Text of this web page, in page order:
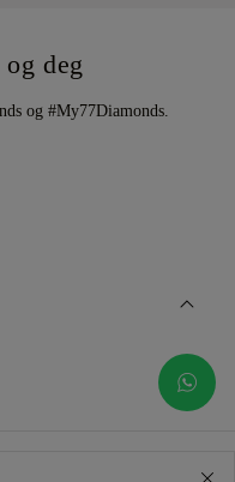
deg
og #My77Diamonds.